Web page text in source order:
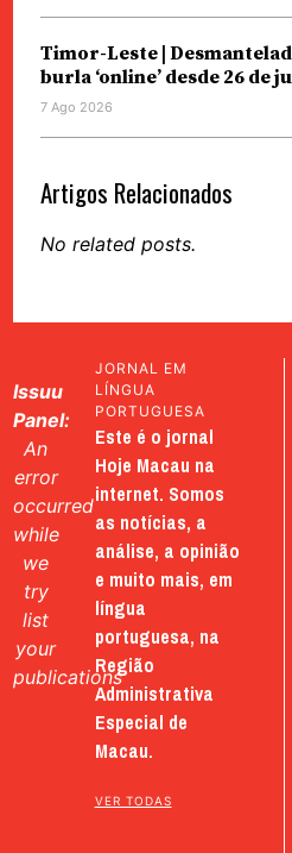
Timor-Leste |
burla ‘online’ desde 26 de
7 Ago 2026
Artigos Relacionados
No related posts.
Issuu
Panel:
An
error
occurred
while
we
try
list
your
publications
JORNAL EM
LÍNGUA
PORTUGUESA
Este é o jornal
Hoje Macau na
internet. Somos
as notícias, a
análise, a opinião
e muito mais, em
língua
portuguesa, na
Região
Administrativa
Especial de
Macau.
VER TODAS